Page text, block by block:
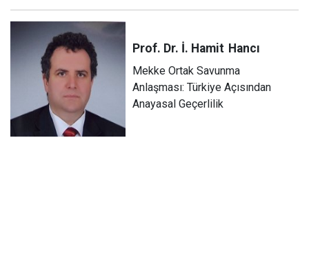
Prof. Dr. İ. Hamit Hancı
Mekke Ortak Savunma
Anlaşması: Türkiye Açısından
Anayasal Geçerlilik